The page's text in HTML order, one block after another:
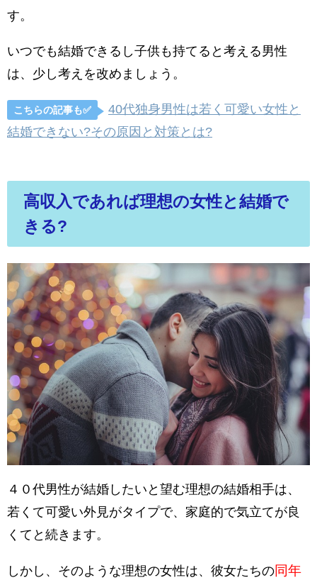
す。
いつでも結婚できるし子供も持てると考える男性
は、少し考えを改めましょう。
こちらの記事も✅
40代独身男性は若く可愛い女性と
結婚できない?その原因と対策とは?
高収入であれば理想の女性と結婚で
きる?
４０代男性が結婚したいと望む理想の結婚相手は、
若くて可愛い外見がタイプで、家庭的で気立てが良
くてと続きます。
しかし、そのような理想の女性は、彼女たちの 同年